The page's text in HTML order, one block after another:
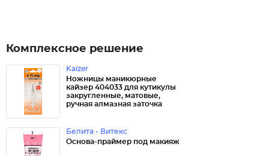
Комплексное решение
Kaizer
Ножницы маникюрные
кайзер 404033 для кутикулы
закругленные, матовые,
ручная алмазная заточка
Белита - Витекс
Основа-праймер под макияж